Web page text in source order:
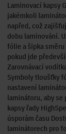
Laminovací kapsy
jakémkoli
napřed, což
dobu laminování.
fólie a šipka
pokud jde
Zarovnávací
Symboly tloušťky
nastavení
laminátoru, aby
kapsy řady
úsporám času
laminátorech pro